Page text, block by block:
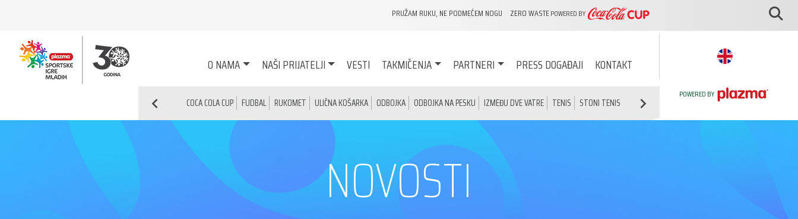
PRUŽAM RUKU, NE PODMEĆEM NOGU ZERO WASTEPOWERED BY
O NAMA NAŠI PRIJATELJI VESTI TAKMIČENJA PARTNERI PRESS DOGAĐAJI KONTAKT
COCA COLA CUP FUDBAL RUKOMET ULIČNA KOŠARKA ODBOJKA ODBOJKA NA PESKU IZMEĐU DVE VATRE TENIS STONI TENIS ATLETIKA
POWERED BY
NOVOSTI